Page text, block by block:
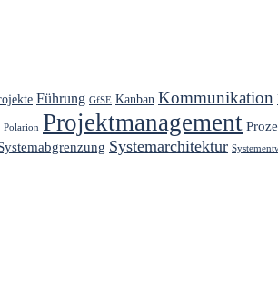
Führung GfSE Kanban Kommunikation
Polarion Projektmanagement
Systemarchitektur